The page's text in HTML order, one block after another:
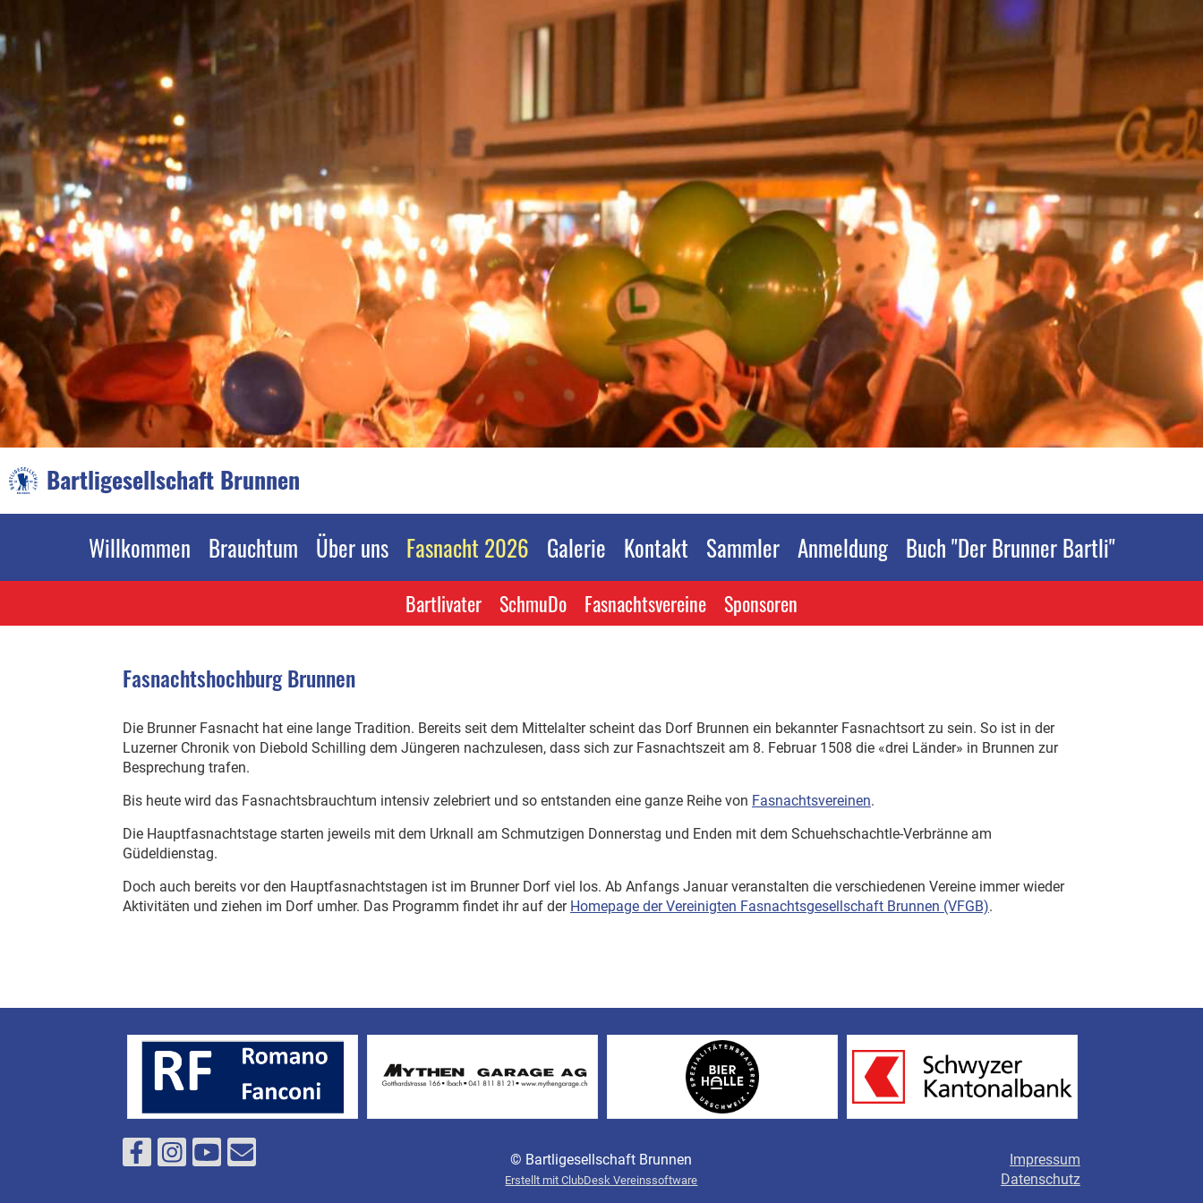
Bartligesellschaft Brunnen
Willkommen Brauchtum Über uns Fasnacht 2026 Galerie Kontakt Sammler Anmeldung Buch "Der Brunner Bartli"
Bartlivater SchmuDo Fasnachtsvereine Sponsoren
Fasnachtshochburg Brunnen
Die Brunner Fasnacht hat eine lange Tradition. Bereits seit dem Mittelalter scheint das Dorf Brunnen ein bekannter Fasnachtsort zu sein. So ist in der
Luzerner Chronik von Diebold Schilling dem Jüngeren nachzulesen, dass sich zur Fasnachtszeit am 8. Februar 1508 die «drei Länder» in Brunnen zur
Besprechung trafen.
Bis heute wird das Fasnachtsbrauchtum intensiv zelebriert und so entstanden eine ganze Reihe von Fasnachtsvereinen.
Die Hauptfasnachtstage starten jeweils mit dem Urknall am Schmutzigen Donnerstag und Enden mit dem Schuehschachtle-Verbränne am
Güdeldienstag.
Doch auch bereits vor den Hauptfasnachtstagen ist im Brunner Dorf viel los. Ab Anfangs Januar veranstalten die verschiedenen Vereine immer wieder
Aktivitäten und ziehen im Dorf umher. Das Programm findet ihr auf der Homepage der Vereinigten Fasnachtsgesellschaft Brunnen (VFGB).
© Bartligesellschaft Brunnen
Erstellt mit ClubDesk Vereinssoftware
Impressum
Datenschutz